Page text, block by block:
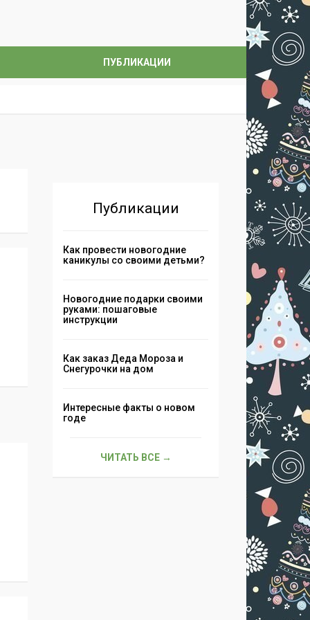
ПУБЛИКАЦИИ
Публикации
Как провести новогодние
каникулы со своими детьми?
Новогодние подарки своими
руками: пошаговые
инструкции
Как заказ Деда Мороза и
Снегурочки на дом
Интересные факты о новом
годе
ЧИТАТЬ ВСЕ →